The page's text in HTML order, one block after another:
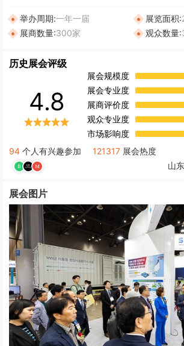
举办周期:一年一届 展览面积:
展商数量:300家 观众数量:
历史展会评级
4.8
展会规模度
展会专业度
展商评价度
观众专业度
市场影响度
94 个人有兴趣参加 121317 展会热度
山
展会图片